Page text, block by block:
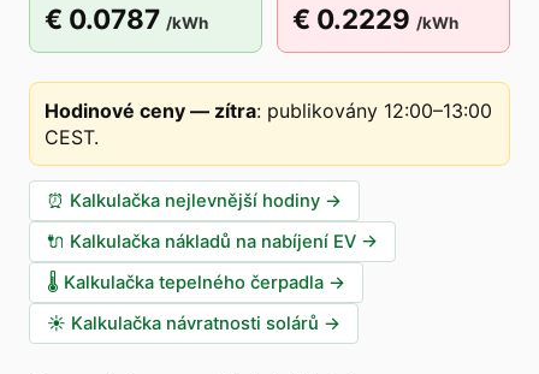
€ 0.0787 /kWh € 0.2229 /kWh
Hodinové ceny — zítra: publikovány 12:00–13:00
CEST.
⏰ Kalkulačka nejlevnější hodiny →
🔌 Kalkulačka nákladů na nabíjení EV →
🌡️ Kalkulačka tepelného čerpadla →
☀️ Kalkulačka návratnosti solárů →